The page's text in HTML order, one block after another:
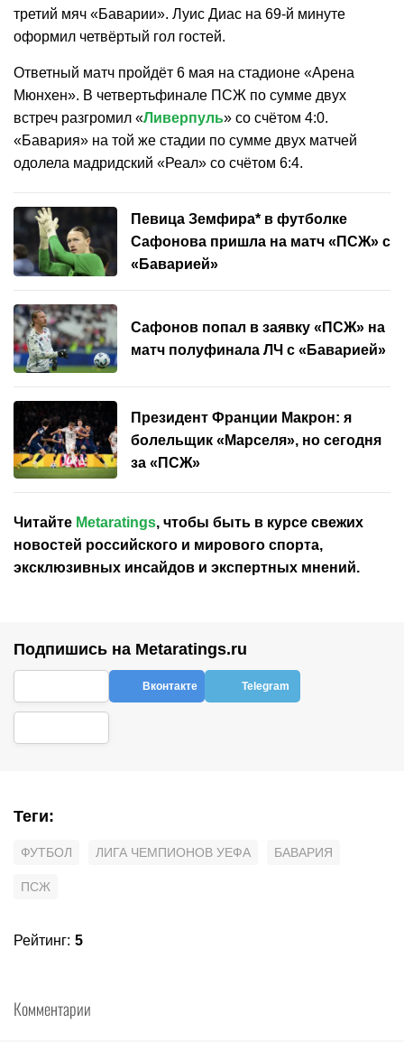
третий мяч «Баварии». Луис Диас на 69-й минуте
оформил четвёртый гол гостей.
Ответный матч пройдёт 6 мая на стадионе «Арена
Мюнхен». В четвертьфинале ПСЖ по сумме двух
встреч разгромил «Ливерпуль» со счётом 4:0.
«Бавария» на той же стадии по сумме двух матчей
одолела мадридский «Реал» со счётом 6:4.
Певица Земфира* в футболке
Сафонова пришла на матч «ПСЖ» с
«Баварией»
Сафонов попал в заявку «ПСЖ» на
матч полуфинала ЛЧ с «Баварией»
Президент Франции Макрон: я
болельщик «Марселя», но сегодня
за «ПСЖ»
Читайте Metaratings, чтобы быть в курсе свежих
новостей российского и мирового спорта,
эксклюзивных инсайдов и экспертных мнений.
Подпишись на Metaratings.ru
Вконтакте Telegram
Теги:
ФУТБОЛ ЛИГА ЧЕМПИОНОВ УЕФА БАВАРИЯ
ПСЖ
Рейтинг: 5
Комментарии